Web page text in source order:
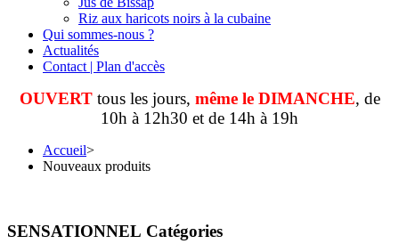
Riz aux haricots noirs à la cubaine
Qui sommes-nous ?
Actualités
Contact | Plan d'accès
OUVERT tous les jours, même le DIMANCHE, de
10h à 12h30 et de 14h à 19h
Accueil>
Nouveaux produits
SENSATIONNEL Catégories